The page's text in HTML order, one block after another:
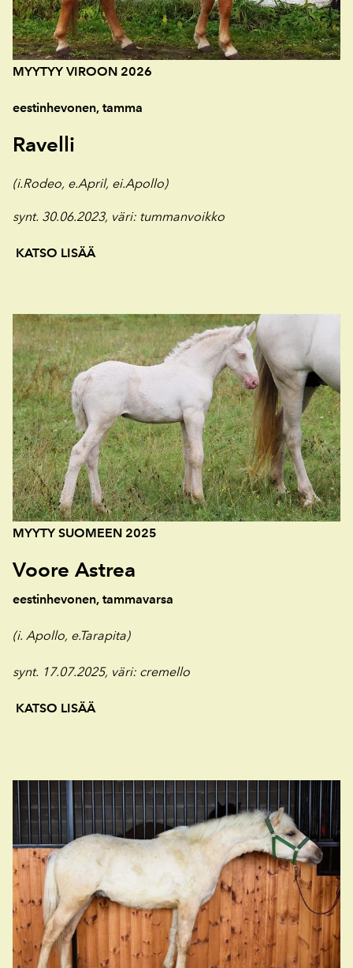
MYYTYY VIROON 2026
eestinhevonen, tamma
Ravelli
(i.Rodeo, e.April, ei.Apollo)
synt. 30.06.2023, väri: tummanvoikko
KATSO LISÄÄ
MYYTY SUOMEEN 2025
Voore Astrea
eestinhevonen, tammavarsa
(i. Apollo, e.Tarapita)
synt. 17.07.2025, väri: cremello
KATSO LISÄÄ